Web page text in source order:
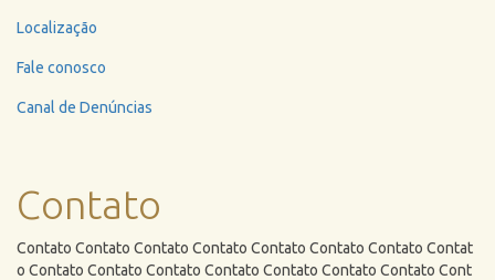
Localização
Fale conosco
Canal de Denúncias
Contato
Contato Contato Contato Contato Contato Contato Contato Contat
o Contato Contato Contato Contato Contato Contato Contato Cont